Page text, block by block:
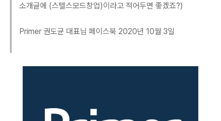
소개글에 (스텔스모드창업)이라고 적어두면 좋겠죠?)
Primer 권도균 대표님 페이스북 2020년 10월 3일